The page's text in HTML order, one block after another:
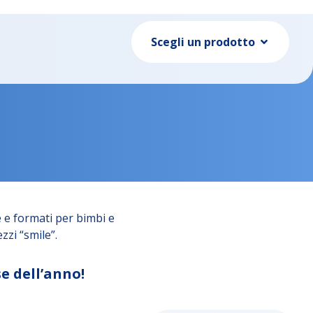
Scegli un prodotto
e formati per bimbi e
“smile”.
dell’anno!